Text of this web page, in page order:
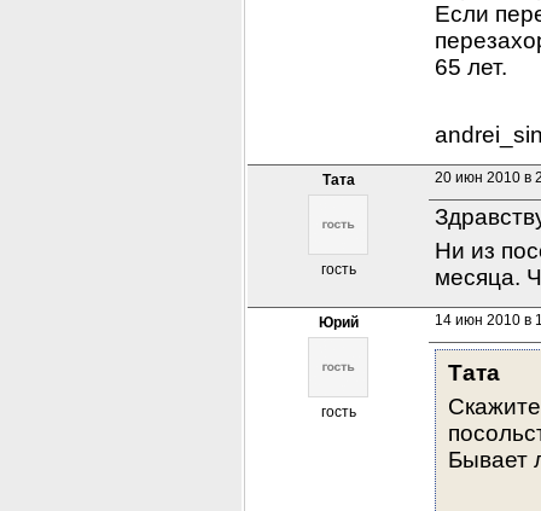
Если
65 лет.
Тата
гость
20 июн 2010 в
Ни из
месяца.
Юрий
гость
14 июн 2010 в
Тата
Бывает